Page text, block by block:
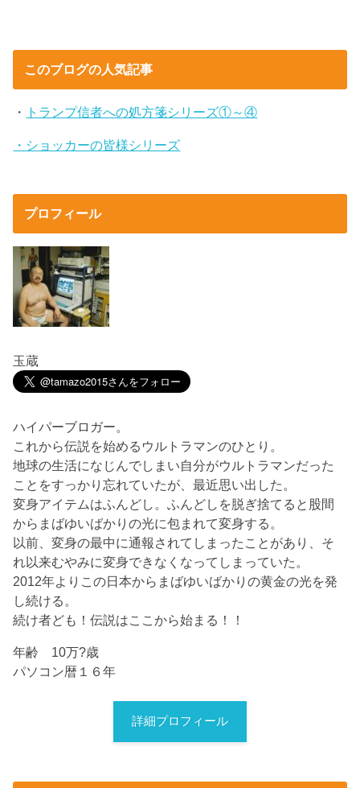
このブログの人気記事
・ トランプ信者への処方箋シリーズ①～④
・ショッカーの皆様シリーズ
プロフィール
玉蔵
ハイパーブロガー。
これから伝説を始めるウルトラマンのひとり。
地球の生活になじんでしまい自分がウルトラマンだった
ことをすっかり忘れていたが、最近思い出した。
変身アイテムはふんどし。ふんどしを脱ぎ捨てると股間
からまばゆいばかりの光に包まれて変身する。
以前、変身の最中に通報されてしまったことがあり、そ
れ以来むやみに変身できなくなってしまっていた。
2012年よりこの日本からまばゆいばかりの黄金の光を発
し続ける。
続け者ども！伝説はここから始まる！！
年齢 10万?歳
パソコン暦１６年
詳細プロフィール